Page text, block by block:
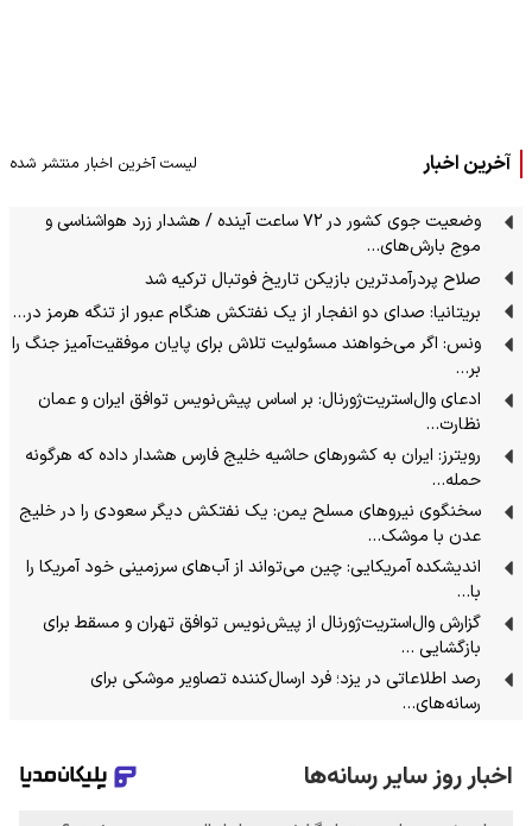
آخرین اخبار لیست آخرین اخبار منتشر شده
وضعیت جوی کشور در ۷۲ ساعت آینده / هشدار زرد هواشناسی و
موج بارش‌های…
صلاح پردرآمدترین بازیکن تاریخ فوتبال ترکیه شد
بریتانیا: صدای دو انفجار از یک نفتکش هنگام عبور از تنگه هرمز در…
ونس: اگر می‌خواهند مسئولیت تلاش برای پایان موفقیت‌آمیز جنگ را
بر…
ادعای وال‌استریت‌ژورنال: بر اساس پیش‌نویس توافق ایران و عمان
نظارت…
رویترز: ایران به کشورهای حاشیه خلیج فارس هشدار داده که هرگونه
حمله…
سخنگوی نیرو‌های مسلح یمن: یک نفتکش دیگر سعودی را در خلیج
عدن با موشک…
اندیشکده آمریکایی: چین می‌تواند از آب‌های سرزمینی خود آمریکا را
با…
گزارش وال‌استریت‌ژورنال از پیش‌نویس توافق تهران و مسقط برای
بازگشایی …
رصد اطلاعاتی در یزد؛ فرد ارسال‌کننده تصاویر موشکی برای
رسانه‌های…